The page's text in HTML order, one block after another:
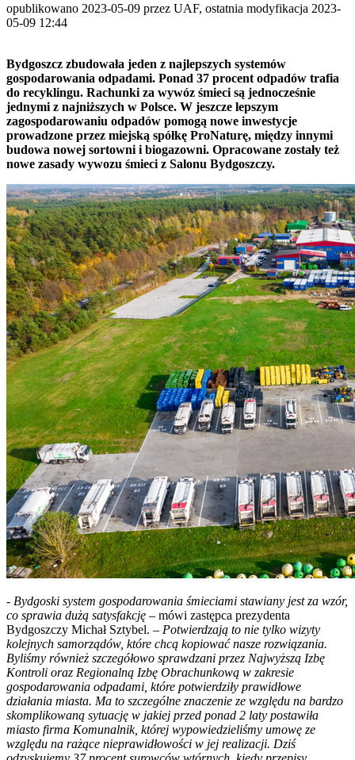
opublikowano 2023-05-09 przez UAF, ostatnia modyfikacja 2023-
05-09 12:44
Bydgoszcz zbudowała jeden z najlepszych systemów
gospodarowania odpadami. Ponad 37 procent odpadów trafia
do recyklingu. Rachunki za wywóz śmieci są jednocześnie
jednymi z najniższych w Polsce. W jeszcze lepszym
zagospodarowaniu odpadów pomogą nowe inwestycje
prowadzone przez miejską spółkę ProNaturę, między innymi
budowa nowej sortowni i biogazowni. Opracowane zostały też
nowe zasady wywozu śmieci z Salonu Bydgoszczy.
- Bydgoski system gospodarowania śmieciami stawiany jest za wzór,
co sprawia dużą satysfakcję – mówi zastępca prezydenta
Bydgoszczy Michał Sztybel. – Potwierdzają to nie tylko wizyty
kolejnych samorządów, które chcą kopiować nasze rozwiązania.
Byliśmy również szczegółowo sprawdzani przez Najwyższą Izbę
Kontroli oraz Regionalną Izbę Obrachunkową w zakresie
gospodarowania odpadami, które potwierdziły prawidłowe
działania miasta. Ma to szczególne znaczenie ze względu na bardzo
skomplikowaną sytuację w jakiej przed ponad 2 laty postawiła
miasto firma Komunalnik, której wypowiedzieliśmy umowę ze
względu na rażące nieprawidłowości w jej realizacji. Dziś